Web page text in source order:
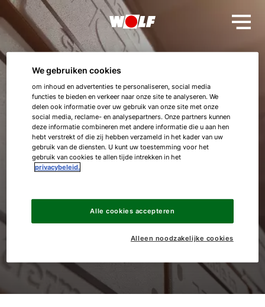
Bedankt!
Uw verzoek is ontvangen, wij nemen
binnenkort contact met u op.
Hartelijke groet,
Hallo!
Mail de WOLF Service
We gebruiken cookies
om inhoud en advertenties te personaliseren, social media
functies te bieden en verkeer naar onze site te analyseren. We
delen ook informatie over uw gebruik van onze site met onze
social media, reclame- en analysepartners. Onze partners kunnen
deze informatie combineren met andere informatie die u aan hen
hebt verstrekt of die zij hebben verzameld in het kader van uw
gebruik van de diensten. U kunt uw toestemming voor het
gebruik van cookies te allen tijde intrekken in het
privacybeleid.
Alleen noodzakelijke cookies
Alle cookies accepteren